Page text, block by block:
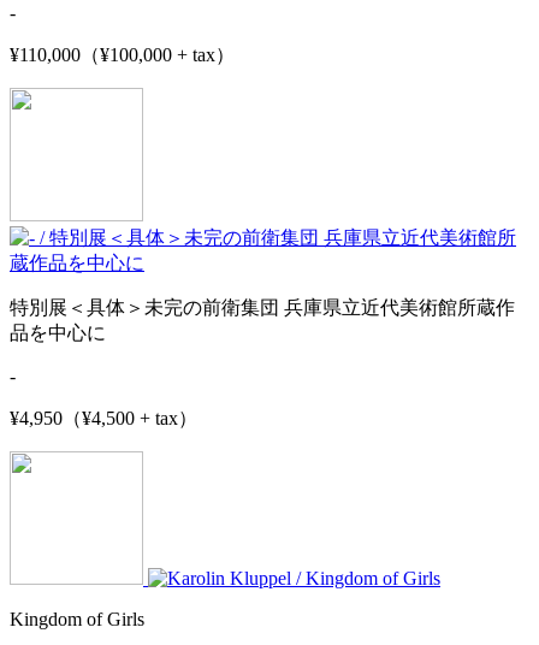
-
¥110,000（¥100,000 + tax）
特別展＜具体＞未完の前衛集団 兵庫県立近代美術館所蔵作
品を中心に
-
¥4,950（¥4,500 + tax）
Kingdom of Girls